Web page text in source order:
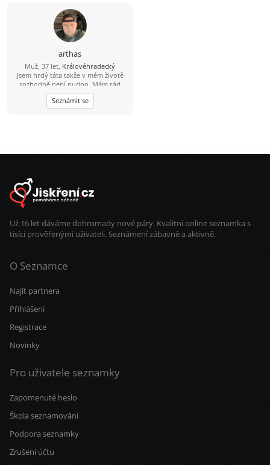
arthas
Muž, 37 let, Královéhradecký
Jsem hrdý táta takže v mém životě
rozhodně není nudno. Mám rád
aktivní odpočinek – vyrazit na
procházku, do přírody nebo na výlet
je pro mě ideální způsob, jak vyčistit
pohodovou ženu, se kterou je
životní styl, ráda vyrazíš ven a máš
pro strach uděláno, budeme si
skvěle rozumět.
Seznámit se
Už 16 let dáváme dohromady nové páry. Kvalitní online seznamka s
tisíci prověřenými uživateli. Seznámení zábavně a aktivně.
O Seznamce
Najít partnera
Přihlášení
Registrace
Novinky
Pro uživatele seznamky
Zapomenuté heslo
Škola seznamování
Podpora seznamky
Zrušení účtu